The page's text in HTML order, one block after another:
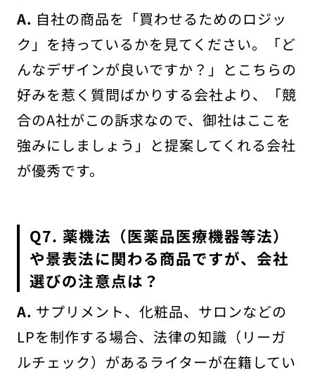
A. 自社の商品を「買わせるためのロジッ
ク」を持っているかを見てください。「ど
んなデザインが良いですか？」とこちらの
好みを惹く質問ばかりする会社より、「競
合のA社がこの訴求なので、御社はここを
強みにしましょう」と提案してくれる会社
が優秀です。
Q7. 薬機法（医薬品医療機器等法）
や景表法に関わる商品ですが、会社
選びの注意点は？
A. サプリメント、化粧品、サロンなどの
LPを制作する場合、法律の知識（リーガ
ルチェック）があるライターが在籍してい